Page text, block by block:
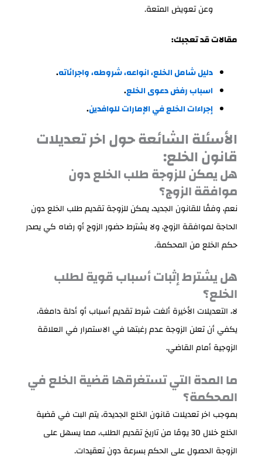
وعن تعويض المتعة.
مقالات قد تعجبك:
دليل شامل الخلع، انواعه، شروطه، واجرائاته.
اسباب رفض دعوى الخلع.
إجراءات الخلع في الإمارات للوافدين.
الأسئلة الشائعة حول اخر تعديلات
قانون الخلع:
هل يمكن للزوجة طلب الخلع دون
موافقة الزوج؟
نعم، وفقًا للقانون الجديد، يمكن للزوجة تقديم طلب الخلع دون
الحاجة لموافقة الزوج، ولا يشترط حضور الزوج أو رضاه كي يصدر
حكم الخلع من المحكمة.
هل يشترط إثبات أسباب قوية لطلب
الخلع؟
لا، التعديلات الأخيرة ألغت شرط تقديم أسباب أو أدلة دامغة،
يكفي أن تعلن الزوجة عدم رغبتها في الاستمرار في العلاقة
الزوجية أمام القاضي.
ما المدة التي تستغرقها قضية الخلع في
المحكمة؟
بموجب اخر تعديلات قانون الخلع الجديدة، يتم البت في قضية
الخلع خلال 30 يومًا من تاريخ تقديم الطلب، مما يسهل على
الزوجة الحصول على الحكم بسرعة دون تعقيدات.